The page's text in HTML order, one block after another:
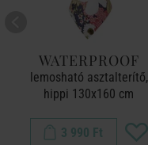
WATERPROOF
lemosható asztalterítő,
hippi 130x160 cm
3 990 Ft